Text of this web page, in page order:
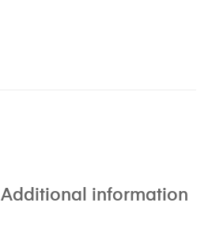
Additional information